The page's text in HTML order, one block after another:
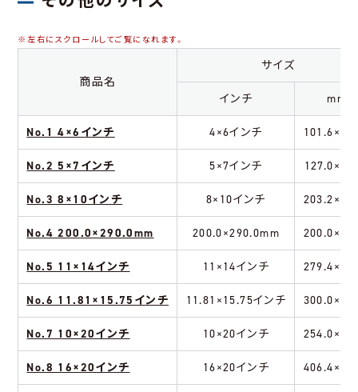
商品名
サイズ
インチ mm
No.1 4×6インチ 4×6インチ
No.2 5×7インチ 5×7インチ
No.3 8×10インチ 8×10インチ
No.4 200.0×290.0mm 200.0×290.0mm
No.5 11×14インチ 11×14インチ
No.6 11.81×15.75インチ 11.81×15.75インチ
No.7 10×20インチ 10×20インチ
No.8 16×20インチ 16×20インチ